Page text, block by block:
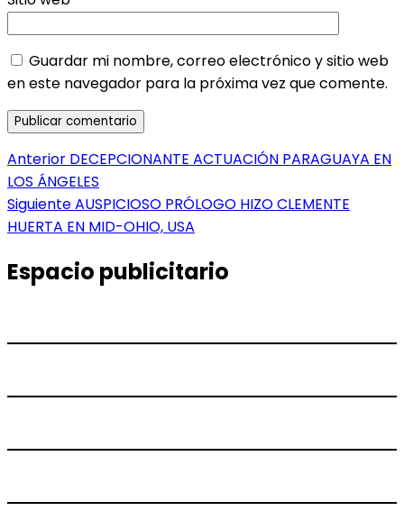
Guardar mi nombre, correo electrónico y sitio web
en este navegador para la próxima vez que comente.
Navegación
de
entradas
Anterior Entrada
anterior:
DECEPCIONANTE ACTUACIÓN PARAGUAYA EN
LOS ÁNGELES
SiguienteEntrada
siguiente:
AUSPICIOSO PRÓLOGO HIZO CLEMENTE
HUERTA EN MID-OHIO, USA
Espacio publicitario